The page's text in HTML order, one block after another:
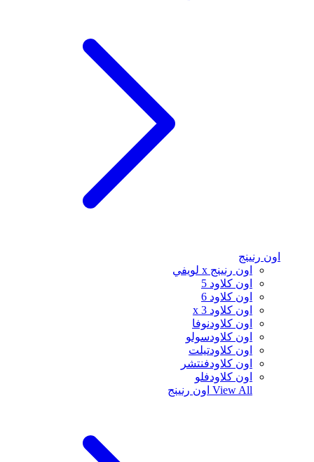
اون رنينج
اون رنينج x لويفي
اون كلاود 5
اون كلاود 6
اون كلاود x 3
اون كلاودنوفا
اون كلاودسولو
اون كلاودتيلت
اون كلاودفنتشر
اون كلاودفلو
View All اون رنينج